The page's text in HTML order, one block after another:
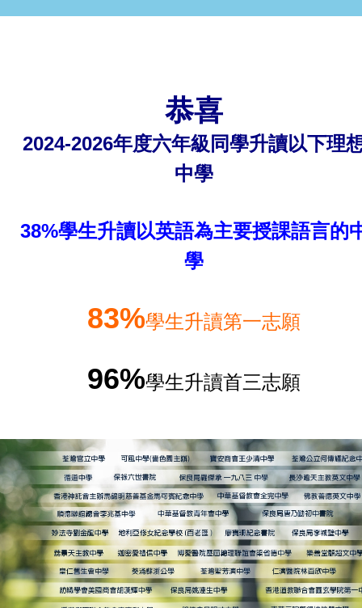
恭喜
2024-2026年度六年級同學升讀以下理
中學
38%學生升讀以英語為主要授課語言的
學
83%學生升讀第一志願
96%學生升讀首三志願